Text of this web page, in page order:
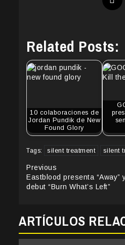
Related Posts:
10 colaboraciones de
Jordan Pundik de New
Found Glory
Tags: silent treatment silent
Continue
Reading
Previous
Eastblood presenta “Away”
debut “Burn What’s Left”
ARTÍCULOS